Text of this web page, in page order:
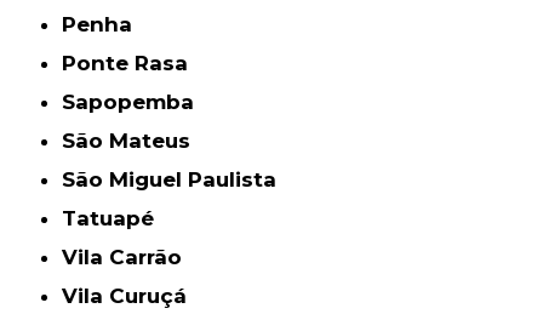
Penha
Ponte Rasa
Sapopemba
São Mateus
São Miguel Paulista
Tatuapé
Vila Carrão
Vila Curuçá